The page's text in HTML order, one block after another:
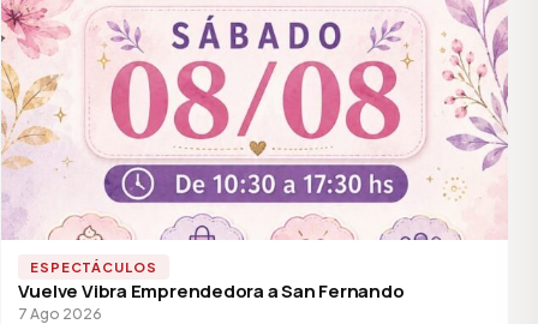
ESPECTÁCULOS
Vuelve Vibra Emprendedora a San Fernando
7 Ago 2026